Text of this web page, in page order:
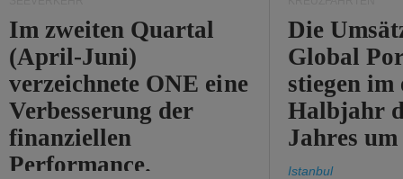
Im zweiten Quartal
(April-Juni)
verzeichnete ONE eine
Verbesserung der
finanziellen
Performance.
Die
Global
stiegen im
Halbjahr
Jahres
Istanbul